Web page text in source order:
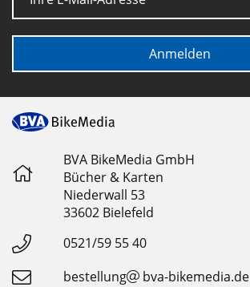
Anmelden
BVA BikeMedia GmbH
Bücher & Karten
Niederwall 53
33602 Bielefeld
0521/59 55 40
bestellung
bva-bikemedia.de